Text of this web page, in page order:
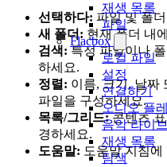
재생 목록
파일
Flacbox
로컬 파일
설정
연결하기
오디오 플
음악 라이
재생 목록
탐색
선택하다: 파일 및 폴
새 폴더: 현재 폴더 내
검색: 특정 파일이나
하세요.
정렬: 이름, 크기, 날짜
파일을 구성하세요.
목록/그리드:콘텐츠 표
경하세요.
도움말: 도움말 지침